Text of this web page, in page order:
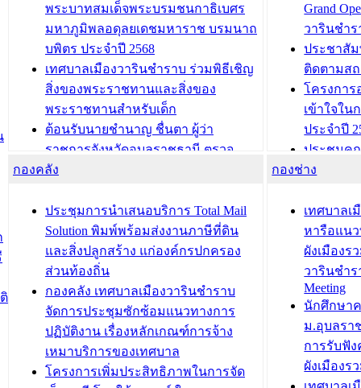
พระบาทสมเด็จพระบรมชนกาธิเบศร
มหาภูมิพลอดุลยเดชมหาราช บรมนาถ
บพิตร ประจำปี 2568
เทศบาลเมืองวารินชำราบ ร่วมพิธีเชิญ
สิ่งของพระราชทานและสิ่งของ
พระราชทานสำหรับเด็ก
ต้อนรับนายชำนาญ ชื่นตา ผู้ว่า
ราชการจังหวัดอุบลราชธานี ตรวจ
ความเรียบร้อยของสถานที่ในการเตรี
องคมนตรี
สำนักทะเบียนท้องถิ่นเทศบาลเมือง
วารินชำราบ ดำเนินการมอบทะเบียน
บ้าน ทร.14 และบัตรประจำตัว
ประชาชนบุคคลประเภท 8 แก่บุคคลที่
ได้รับการเพิ่มชื่อในทะเบียนบ้าน
(ท.ร.14) กรณีคนไม่มีสัญชาติไทยได้รับ
อนุญาตให้มีถิ่นที่อยู่
ประชุมคณะกรรมการประเมินผลการ
Grand
วารินชำร
ประชาสัม
ติดตามส
โครงกา
เข้าใจใน
ประจำปี
ประชุมค
ความเสี่ย
ประชุมที
ชีวา สร้า
ขับเคลื่อน
“เมืองแห่
บทความ อื่นๆ ...
กองคลัง
ประชุมการนำเสนอบริการ Total Mail
Solution พิมพ์พร้อมส่งงานภาษีที่ดิน
และสิ่งปลูกสร้าง แก่องค์กรปกครอง
ส่วนท้องถิ่น
กองคลัง เทศบาลเมืองวารินชำราบ
จัดการประชุมซักซ้อมแนวทางการ
ปฏิบัติงาน เรื่องหลักเกณฑ์การจ้าง
เหมาบริการของเทศบาล
โครงการเพิ่มประสิทธิภาพในการจัด
กองช่าง
เทศบาลเ
หารือแน
ผังเมืองร
วารินชำร
Meeting
นักศึกษา
ม.อุบลรา
การรับฟั
ผังเมืองร